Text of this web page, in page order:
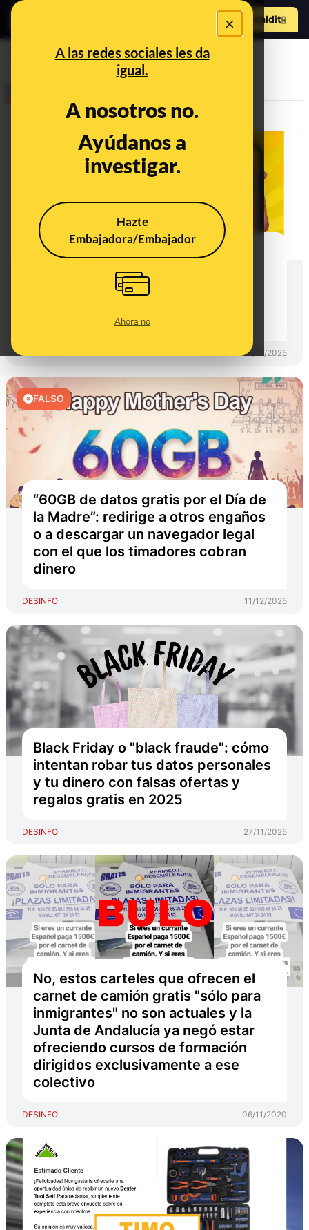
×
A las redes sociales les da
igual.
A nosotros no.
Ayúdanos a
investigar.
Hazte
Embajadora/Embajador
Ahora no
Hazte Maldito
Cuidado con este enlace que
promete datos gratis: redirige a
otros timos o a descargar un
timadores cobran dinero
DESINFO 11/12/2025
FALSO
“60GB de datos gratis por el Día de
la Madre”: redirige a otros engaños
o a descargar un navegador legal
con el que los timadores cobran
dinero
DESINFO 11/12/2025
Black Friday o "black fraude": cómo
intentan robar tus datos personales
y tu dinero con falsas ofertas y
regalos gratis en 2025
DESINFO 27/11/2025
No, estos carteles que ofrecen el
carnet de camión gratis "sólo para
inmigrantes" no son actuales y la
Junta de Andalucía ya negó estar
ofreciendo cursos de formación
dirigidos exclusivamente a ese
colectivo
DESINFO 06/11/2020